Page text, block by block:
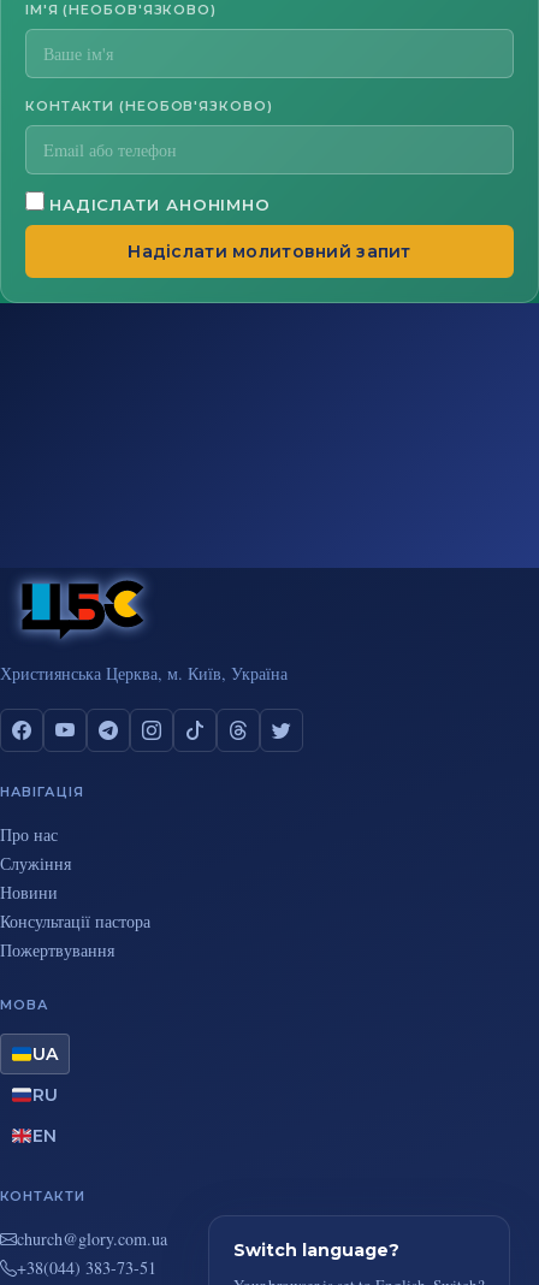
ІМ'Я (НЕОБОВ'ЯЗКОВО)
КОНТАКТИ (НЕОБОВ'ЯЗКОВО)
НАДІСЛАТИ АНОНІМНО
Надіслати молитовний запит
Християнська Церква, м. Київ, Україна
НАВІГАЦІЯ
Про нас
Служіння
Новини
Консультації пастора
Пожертвування
МОВА
UA
RU
EN
КОНТАКТИ
au.moc.yrolg@hcruhc
+38(044) 383-73-51
Switch language?